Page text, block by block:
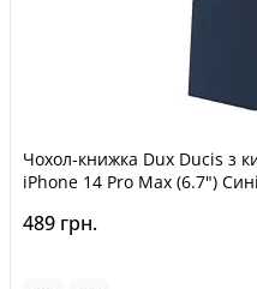
Чохол-книжка Dux Ducis з
iPhone 14 Pro Max (6.7")
489 грн.